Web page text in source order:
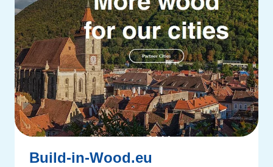
Build-in-Wood.eu